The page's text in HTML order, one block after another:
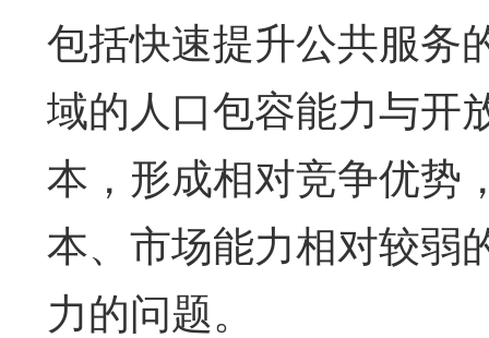
包括快速提升公共服务
域的人口包容能力与开
本，形成相对竞争优势
本、市场能力相对较弱
力的问题。